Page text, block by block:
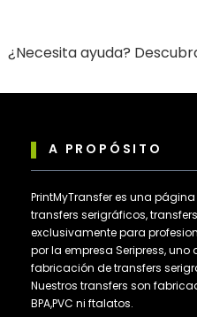
¿Necesita ayuda?
A PROPÓSITO
PrintMyTransfer es una
transfers serigráficos,
exclusivamente para
por la empresa Seripress, uno
fabricación de transfers
Nuestros transfers son
BPA,PVC ni ftalatos.